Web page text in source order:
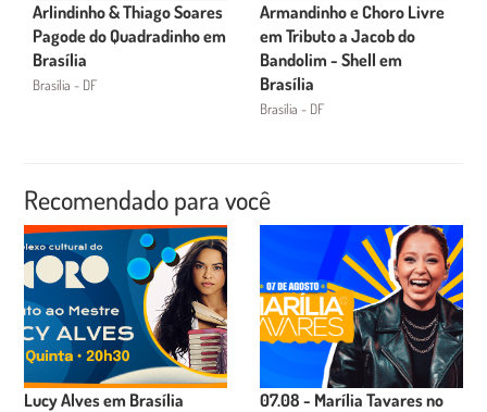
Arlindinho & Thiago Soares
Pagode do Quadradinho em
Brasília
Brasília - DF
Armandinho e Choro Livre
em Tributo a Jacob do
Bandolim - Shell em
Brasília
Brasília - DF
Recomendado para você
Lucy Alves em Brasília
07.08 - Marília Tavares no